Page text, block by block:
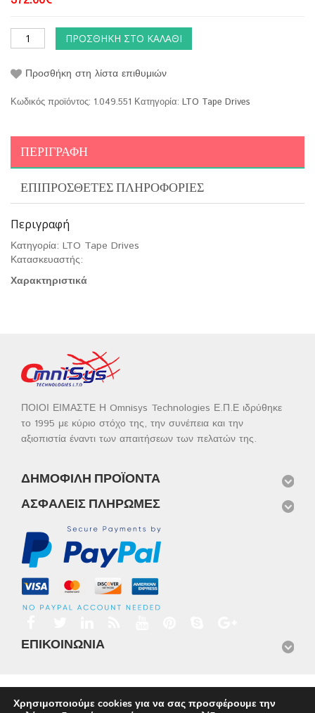
ΠΡΟΣΘΉΚΗ ΣΤΟ ΚΑΛΆΘΙ
Προσθήκη στη λίστα επιθυμιών
Κωδικός προϊόντος: 1.049.551 Κατηγορία: LTO Tape Drives
ΠΕΡΙΓΡΑΦΉ
ΕΠΙΠΡΌΣΘΕΤΕΣ ΠΛΗΡΟΦΟΡΊΕΣ
Περιγραφή
Κατηγορία: LTO Tape Drives
Κατασκευαστής:
Χαρακτηριστικά
ΠΟΙΟΙ ΕΙΜΑΣΤΕ Η Omnisys Technologies Ε.Π.Ε ιδρύθηκε
το 1995 με κύριο στόχο της, την συνέπεια και την
αξιοπιστία έναντι των απαιτήσεων των πελατών της.
ΔΗΜΟΦΙΛΉ ΠΡΟΪΌΝΤΑ
ΑΣΦΑΛΕΊΣ ΠΛΗΡΩΜΈΣ
ΕΠΙΚΟΙΝΩΝΊΑ
Προϊόντα
Φωτογραφίες
Service
Εταιρικό Προφίλ Επικοινωνία
Χρησιμοποιούμε cookies για να σας προσφέρουμε την